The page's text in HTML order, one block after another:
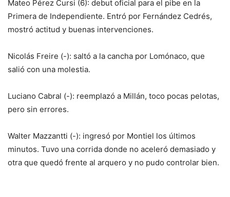
Mateo Pérez Cursi (6): debut oficial para el pibe en la
Primera de Independiente. Entró por Fernández Cedrés,
mostró actitud y buenas intervenciones.
Nicolás Freire (-): saltó a la cancha por Lomónaco, que
salió con una molestia.
Luciano Cabral (-): reemplazó a Millán, toco pocas pelotas,
pero sin errores.
Walter Mazzantti (-): ingresó por Montiel los últimos
minutos. Tuvo una corrida donde no aceleró demasiado y
otra que quedó frente al arquero y no pudo controlar bien.